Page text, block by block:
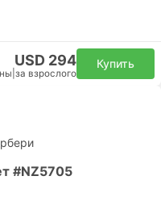
USD 294
за взрослого
Купить
#NZ5705